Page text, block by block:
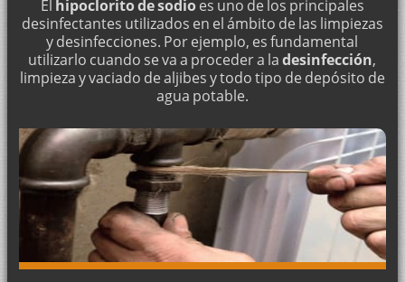
El hipoclorito de sodioes uno de los principales
desinfectantes utilizados en el ámbito de las limpiezas
y desinfecciones. Por ejemplo, es fundamental
utilizarlo cuando se va a proceder a ladesinfección,
limpieza y vaciado de aljibes y todo tipo de depósito de
agua potable.